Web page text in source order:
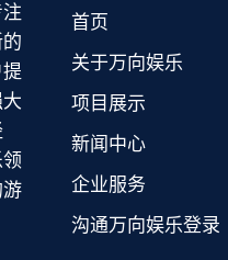
首页
关于万向娱乐
项目展示
新闻中心
企业服务
沟通万向娱乐登录